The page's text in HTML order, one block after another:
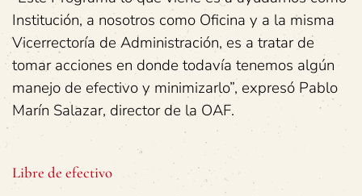
Institución, a nosotros como Oficina y a la misma
Vicerrectoría de Administración, es a tratar de
tomar acciones en donde todavía tenemos algún
manejo de efectivo y minimizarlo”, expresó Pablo
Marín Salazar, director de la OAF.
Libre de efectivo